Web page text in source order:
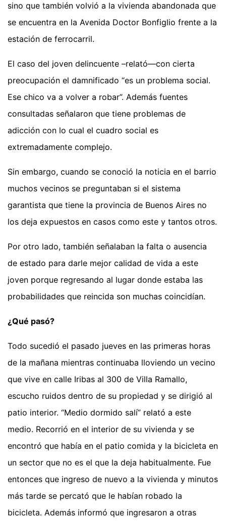
sino que también volvió a la vivienda abandonada que
se encuentra en la Avenida Doctor Bonfiglio frente a la
estación de ferrocarril.
El caso del joven delincuente –relató—con cierta
preocupación el damnificado “es un problema social.
Ese chico va a volver a robar”. Además fuentes
consultadas señalaron que tiene problemas de
adicción con lo cual el cuadro social es
extremadamente complejo.
Sin embargo, cuando se conoció la noticia en el barrio
muchos vecinos se preguntaban si el sistema
garantista que tiene la provincia de Buenos Aires no
los deja expuestos en casos como este y tantos otros.
Por otro lado, también señalaban la falta o ausencia
de estado para darle mejor calidad de vida a este
joven porque regresando al lugar donde estaba las
probabilidades que reincida son muchas coincidían.
¿Qué pasó?
Todo sucedió el pasado jueves en las primeras horas
de la mañana mientras continuaba lloviendo un vecino
que vive en calle Iribas al 300 de Villa Ramallo,
escucho ruidos dentro de su propiedad y se dirigió al
patio interior. “Medio dormido salí” relató a este
medio. Recorrió en el interior de su vivienda y se
encontró que había en el patio comida y la bicicleta en
un sector que no es el que la deja habitualmente. Fue
entonces que ingreso de nuevo a la vivienda y minutos
más tarde se percató que le habían robado la
bicicleta. Además informó que ingresaron a otras